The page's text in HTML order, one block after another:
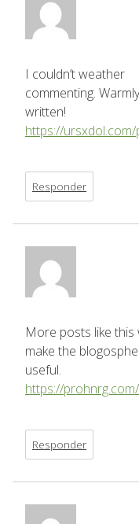
I couldn’t weather
commenting. Warmly
written!
https://
Responder
More posts like this
make the
useful.
https://
Responder